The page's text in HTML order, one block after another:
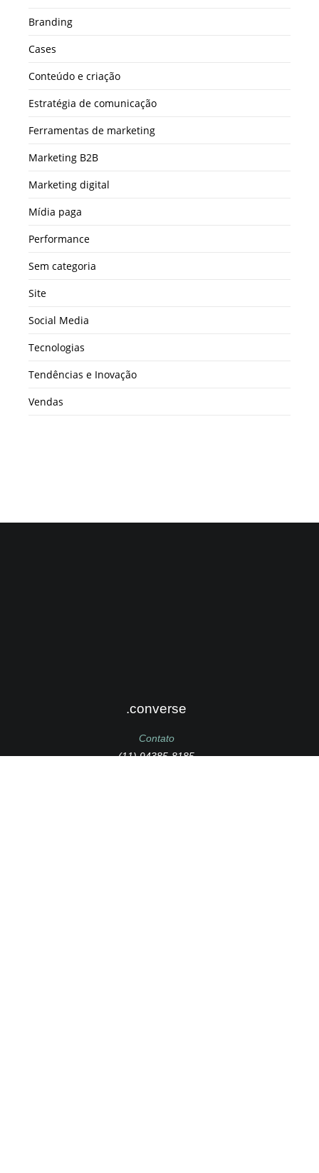
Branding
Cases
Conteúdo e criação
Estratégia de comunicação
Ferramentas de marketing
Marketing B2B
Marketing digital
Mídia paga
Performance
Sem categoria
Site
Social Media
Tecnologias
Tendências e Inovação
Vendas
.converse
Contato
(11) 94385-8185